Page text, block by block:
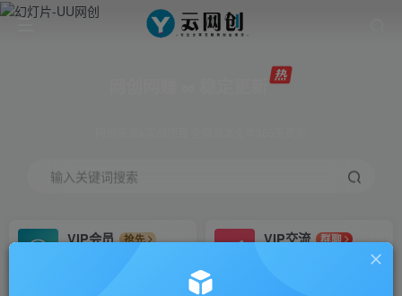
输入关键词搜索
VIP会员
抢先
VIP交流
群聊
研究探讨更多创业项目路子。